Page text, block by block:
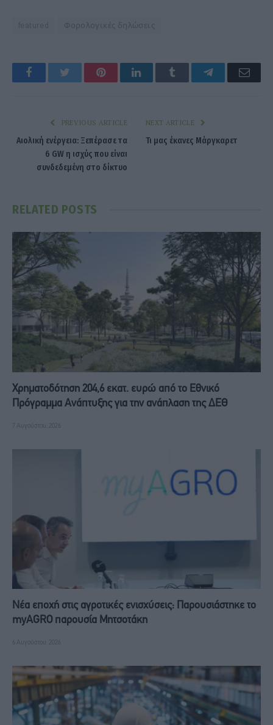
Φορολογικές δηλώσεις
Facebook Twitter PinterestLinkedIn Tumblr Telegram
PREVIOUS ARTICLE
Αιολική ενέργεια: Ξεπέρασε τα
6 GW η ισχύς που είναι
συνδεδεμένη στο δίκτυο
NEXT ARTICLE
Τι μας έκανες Μάργκαρετ
RELATED POSTS
Χρηματοδότηση 204,6 εκατ. ευρώ από το Εθνικό
Πρόγραμμα Ανάπτυξης για την ανάπλαση της ΔΕΘ
7 Αυγούστου, 2026
Νέα εποχή στις αγροτικές ενισχύσεις: Παρουσιάστηκε το
myAGRO παρουσία Μητσοτάκη
6 Αυγούστου, 2026